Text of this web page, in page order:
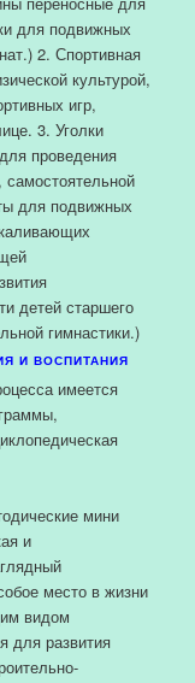
для подвижных
2. Спортивная
культурой,
игр,
3. Уголки
проведения
для подвижных
детей старшего
гимнастики.)
И ВОСПИТАНИЯ
имеется
мини
и
место в жизни
видом
для развития